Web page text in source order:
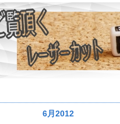
6月2012